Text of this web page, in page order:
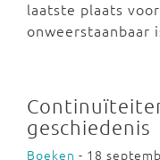
laatste plaats
onweerstaanbaar
geschiedenis
Boeken - 18